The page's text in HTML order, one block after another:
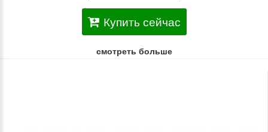
Купить сейчас
смотреть больше